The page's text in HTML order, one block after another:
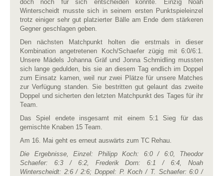
doch noch für sich entscheiden konnte. Einzig Noah
Winterscheidt musste sich in seinem ersten Punktspieleinzel
trotz einiger sehr gut platzierter Bälle am Ende dem stärkeren
Gegner geschlagen geben.
Den nächsten Matchpunkt holten die erstmals in dieser
Kombination angetretenen Koch/Schaefer zügig mit 6:0/6:1.
Unsere Mädels Johanna Gräf und Jonna Schmidling mussten
sich lange gedulden, bis sie an diesem Tag endlich im Doppel
zum Einsatz kamen, weil nur zwei Plätze für unsere Matches
zur Verfügung standen. Sie bestritten gut gelaunt das zweite
Doppel und sicherten den letzten Matchpunkt des Tages für ihr
Team.
Das Spiel endete insgesamt mit einem 5:1 Sieg für das
gemischte Knaben 15 Team.
Am 16. Mai geht es erneut auswärts zum TC Rehau.
Die Ergebnisse, Einzel: Philipp Koch: 6:0 / 6:0, Theodor
Schaefer: 6:3 / 6:2, Frederik Dorn: 6:1 / 6:4, Noah
Winterscheidt: 2:6 / 2:6; Doppel: P. Koch / T. Schaefer: 6:0 /